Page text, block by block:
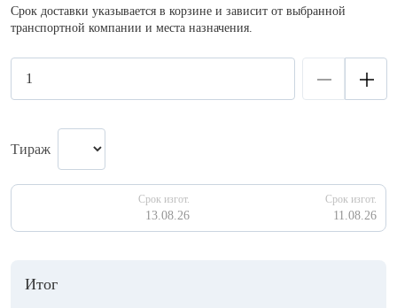
Срок доставки указывается в корзине и зависит от выбранной
транспортной компании и места назначения.
Тираж
Срок изгот.
13.08.26
Срок изгот.
11.08.26
Итог